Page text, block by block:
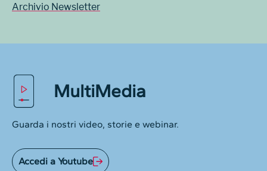
Archivio Newsletter
MultiMedia
Guarda i nostri video, storie e webinar.
Accedi a Youtube